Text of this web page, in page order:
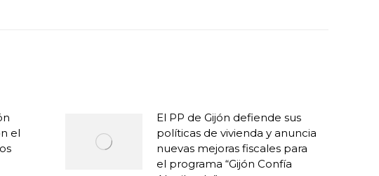
el
El PP de Gijón defiende sus
políticas de vivienda y anuncia
nuevas mejoras fiscales para
el programa “Gijón Confía